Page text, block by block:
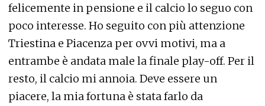
felicemente in pensione e il calcio lo seguo con
poco interesse. Ho seguito con più attenzione
Triestina e Piacenza per ovvi motivi, ma a
entrambe è andata male la finale play-off. Per il
resto, il calcio mi annoia. Deve essere un
piacere, la mia fortuna è stata farlo da